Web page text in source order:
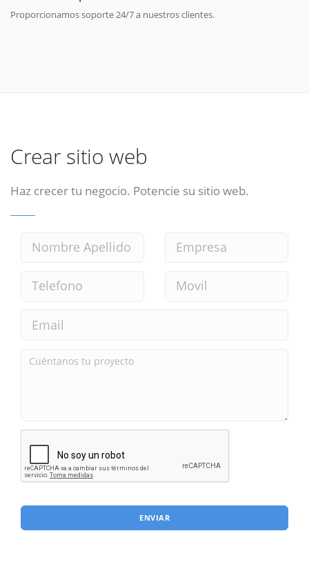
Proporcionamos soporte 24/7 a nuestros clientes.
Crear sitio web
Haz crecer tu negocio. Potencie su sitio web.
ENVIAR